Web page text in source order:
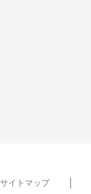
サイトマップ